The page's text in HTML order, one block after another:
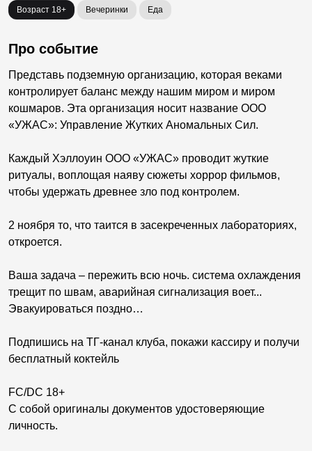
Возраст 18+ Вечеринки Еда
Про событие
Представь подземную организацию, которая веками
контролирует баланс между нашим миром и миром
кошмаров. Эта организация носит название ООО
«УЖАС»: Управление Жутких Аномальных Сил.
Каждый Хэллоуин ООО «УЖАС» проводит жуткие
ритуалы, воплощая наяву сюжеты хоррор фильмов,
чтобы удержать древнее зло под контролем.
2 ноября то, что таится в засекреченных лабораториях,
откроется.
Ваша задача – пережить всю ночь. система охлаждения
трещит по швам, аварийная сигнализация воет...
Эвакуироваться поздно…
Подпишись на ТГ-канал клуба, покажи кассиру и получи
бесплатный коктейль
FC/DC 18+
С собой оригиналы документов удостоверяющие
личность.